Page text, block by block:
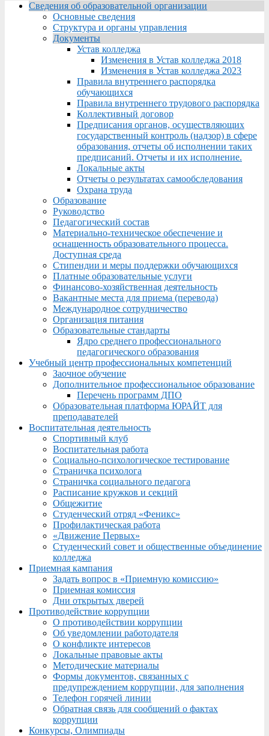
Menu
Сведения об образовательной организации
Основные сведения
Структура и органы управления
Документы
Устав колледжа
Изменения в Устав колледжа 2018
Изменения в Устав колледжа 2023
Правила внутреннего распорядка
обучающихся
Правила внутреннего трудового распорядка
Коллективный договор
Предписания органов, осуществляющих
государственный контроль (надзор) в сфере
образования, отчеты об исполнении таких
предписаний. Отчеты и их исполнение.
Локальные акты
Отчеты о результатах самообследования
Охрана труда
Образование
Руководство
Педагогический состав
Материально-техническое обеспечение и
оснащенность образовательного процесса.
Доступная среда
Стипендии и меры поддержки обучающихся
Платные образовательные услуги
Финансово-хозяйственная деятельность
Вакантные места для приема (перевода)
Международное сотрудничество
Организация питания
Образовательные стандарты
Ядро среднего профессионального
педагогического образования
Учебный центр профессиональных компетенций
Заочное обучение
Дополнительное профессиональное образование
Перечень программ ДПО
Образовательная платформа ЮРАЙТ для
преподавателей
Воспитательная деятельность
Спортивный клуб
Воспитательная работа
Социально-психологическое тестирование
Страничка психолога
Страничка социального педагога
Расписание кружков и секций
Общежитие
Студенческий отряд «Феникс»
Профилактическая работа
«Движение Первых»
Студенческий совет и общественные объединение
колледжа
Приемная кампания
Задать вопрос в «Приемную комиссию»
Приемная комиссия
Дни открытых дверей
Противодействие коррупции
О противодействии коррупции
Об уведомлении работодателя
О конфликте интересов
Локальные правовые акты
Методические материалы
Формы документов, связанных с
предупреждением коррупции, для заполнения
Телефон горячей линии
Обратная связь для сообщений о фактах
коррупции
Конкурсы, Олимпиады